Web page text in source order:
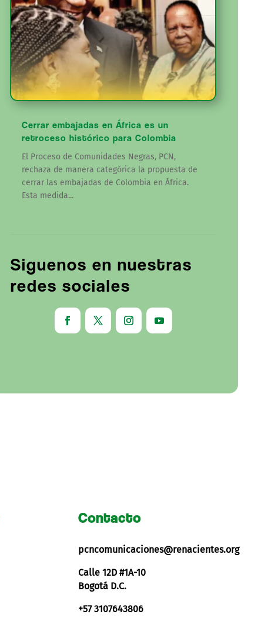
Cerrar embajadas en África es un
retroceso histórico para Colombia
El Proceso de Comunidades Negras, PCN,
rechaza de manera categórica la propuesta de
cerrar las embajadas de Colombia en África.
Esta medida...
Siguenos en nuestras
redes sociales
Contacto
pcncomunicaciones@renacientes.org
Calle 12D #1A-10
Bogotá D.C.
+57 3107643806